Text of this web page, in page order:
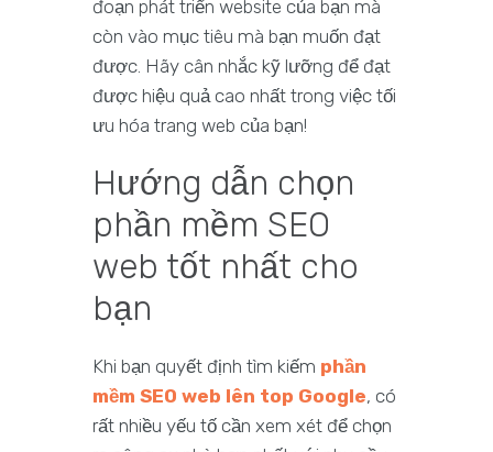
đoạn phát triển website của bạn mà
còn vào mục tiêu mà bạn muốn đạt
được. Hãy cân nhắc kỹ lưỡng để đạt
được hiệu quả cao nhất trong việc tối
ưu hóa trang web của bạn!
Hướng dẫn chọn
phần mềm SEO
web tốt nhất cho
bạn
Khi bạn quyết định tìm kiếm phần
mềm SEO web lên top Google, có
rất nhiều yếu tố cần xem xét để chọn